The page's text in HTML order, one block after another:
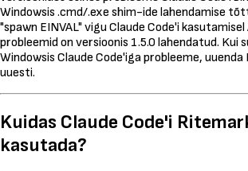
Windowsis .cmd/.exe shim-ide lahendamise
"spawn EINVAL" vigu Claude Code'i
probleemid on versioonis 1.5.0 lahendatud. Kui
Windowsis Claude Code'iga probleeme,
uuesti.
Kuidas Claude Code'i
kasutada?